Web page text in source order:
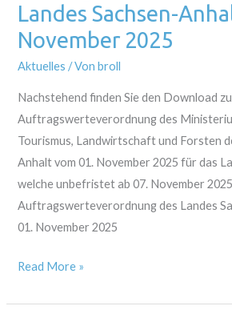
Landes Sachsen-
November 2025
Aktuelles / Vonbroll
Nachstehend finden Sie den Download
Auftragswerteverordnung des
Tourismus, Landwirtschaft und Forsten
Anhalt vom 01. November 2025 für das
welche unbefristet ab 07. November
Auftragswerteverordnung des Landes
01. November 2025
Landes
Sachsen-
Anhalt
Read More »